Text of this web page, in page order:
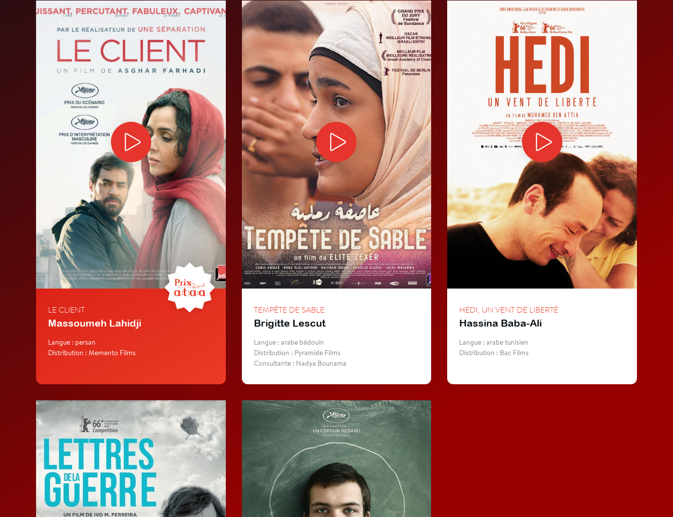
LE CLIENT
Massoumeh Lahidji
Langue : persan
Distribution : Memento Films
TEMPÊTE DE SABLE
Brigitte Lescut
Langue : arabe bédouin
Distribution : Pyramide Films
Consultante : Nadya Bounama
HEDI, UN VENT DE LIBERTÉ
Hassina Baba-Ali
Langue : arabe tunisien
Distribution : Bac Films